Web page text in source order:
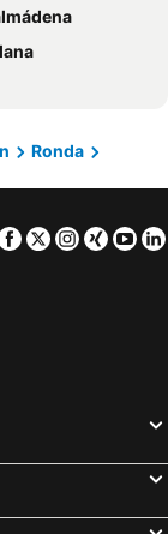
Ronda
Facebook
TwitterXing